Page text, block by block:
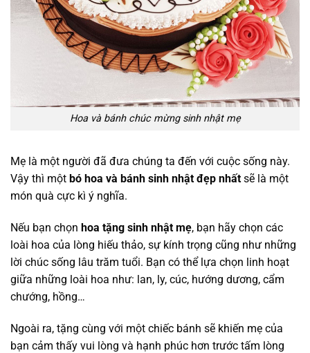
Hoa và bánh chúc mừng sinh nhật mẹ
Mẹ là một người đã đưa chúng ta đến với cuộc sống này.
Vậy thì một bó hoa và bánh sinh nhật đẹp nhất sẽ là một
món quà cực kì ý nghĩa.
Nếu bạn chọn hoa tặng sinh nhật mẹ, bạn hãy chọn các
loài hoa của lòng hiếu thảo, sự kính trọng cũng như những
lời chúc sống lâu trăm tuổi. Bạn có thể lựa chọn linh hoạt
giữa những loài hoa như: lan, ly, cúc, hướng dương, cẩm
chướng, hồng…
Ngoài ra, tặng cùng với một chiếc bánh sẽ khiến mẹ của
bạn cảm thấy vui lòng và hạnh phúc hơn trước tấm lòng